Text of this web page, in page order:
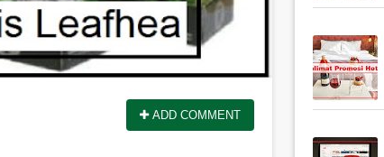
ADD COMMENT